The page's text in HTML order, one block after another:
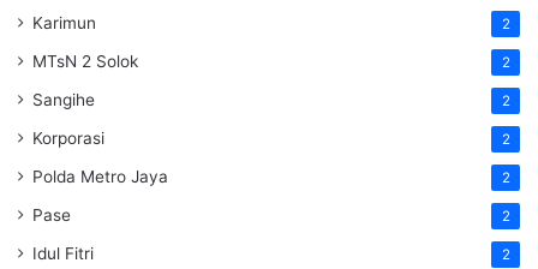
Karimun 2
MTsN 2 Solok 2
Sangihe 2
Korporasi 2
Polda Metro Jaya 2
Pase 2
Idul Fitri 2